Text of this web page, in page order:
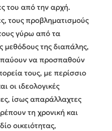
του από την αρχή.
τους προβληματισμούς
γύρω από τα
μεθόδους της διαπάλης,
παύουν να προσπαθούν
τους, με περίσσιο
οι ιδεολογικές
ίσως απαράλλαχτες
τη χρονική και
οικειότητας,